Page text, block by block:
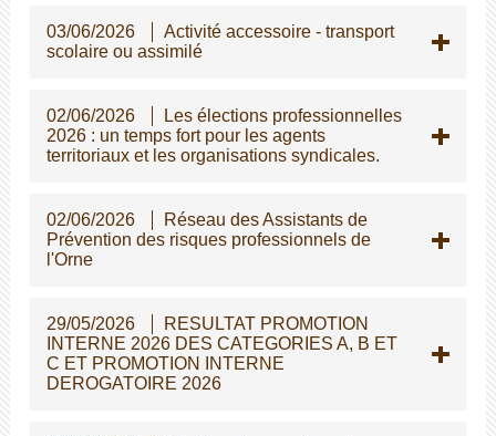
03/06/2026
Activité accessoire - transport
scolaire ou assimilé
02/06/2026
Les élections professionnelles
2026 : un temps fort pour les agents
territoriaux et les organisations syndicales.
02/06/2026
Réseau des Assistants de
Prévention des risques professionnels de
l'Orne
29/05/2026
RESULTAT PROMOTION
INTERNE 2026 DES CATEGORIES A, B ET
C ET PROMOTION INTERNE
DEROGATOIRE 2026